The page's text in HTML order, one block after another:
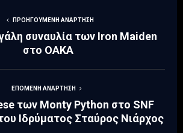
ΠΡΟΗΓΟΎΜΕΝΗ ΑΝΆΡΤΗΣΗ
συναυλία των Iron Maiden
στο ΟΑΚΑ
ΕΠΌΜΕΝΗ ΑΝΆΡΤΗΣΗ
των Monty Python στο SNF
Ιδρύματος Σταύρος Νιάρχος